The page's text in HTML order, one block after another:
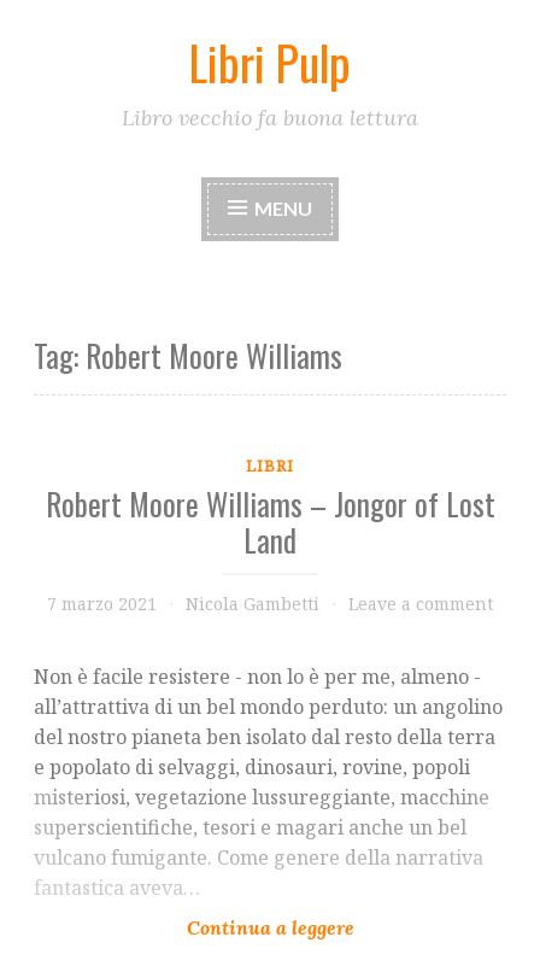
Libri Pulp
Libro vecchio fa buona lettura
MENU
Tag: Robert Moore Williams
LIBRI
Robert Moore Williams – Jongor of Lost
Land
7 marzo 2021 Nicola Gambetti Leave a comment
Non è facile resistere - non lo è per me, almeno -
all’attrattiva di un bel mondo perduto: un angolino
del nostro pianeta ben isolato dal resto della terra
e popolato di selvaggi, dinosauri, rovine, popoli
misteriosi, vegetazione lussureggiante, macchine
superscientifiche, tesori e magari anche un bel
vulcano fumigante. Come genere della narrativa
fantastica aveva…